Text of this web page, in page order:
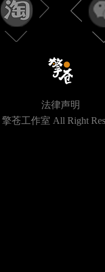
法律声明
擎苍工作室 All Right